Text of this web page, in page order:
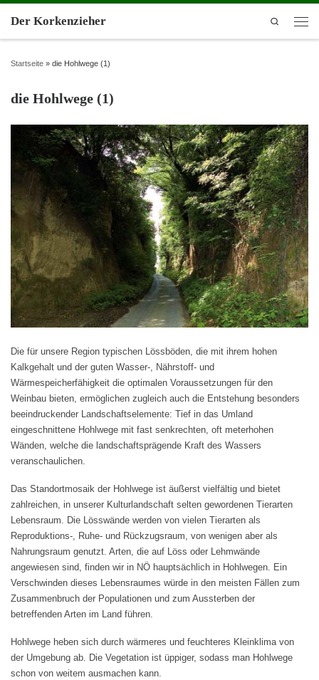
Der Korkenzieher Search
Startseite » die Hohlwege (1)
die Hohlwege (1)
Die für unsere Region typischen Lössböden, die mit ihrem hohen
Kalkgehalt und der guten Wasser-, Nährstoff- und
Wärmespeicherfähigkeit die optimalen Voraussetzungen für den
Weinbau bieten, ermöglichen zugleich auch die Entstehung besonders
beeindruckender Landschaftselemente: Tief in das Umland
eingeschnittene Hohlwege mit fast senkrechten, oft meterhohen
Wänden, welche die landschaftsprägende Kraft des Wassers
veranschaulichen.
Das Standortmosaik der Hohlwege ist äußerst vielfältig und bietet
zahlreichen, in unserer Kulturlandschaft selten gewordenen Tierarten
Lebensraum. Die Lösswände werden von vielen Tierarten als
Reproduktions-, Ruhe- und Rückzugsraum, von wenigen aber als
Nahrungsraum genutzt. Arten, die auf Löss oder Lehmwände
angewiesen sind, finden wir in NÖ hauptsächlich in Hohlwegen. Ein
Verschwinden dieses Lebensraumes würde in den meisten Fällen zum
Zusammenbruch der Populationen und zum Aussterben der
betreffenden Arten im Land führen.
Hohlwege heben sich durch wärmeres und feuchteres Kleinklima von
der Umgebung ab. Die Vegetation ist üppiger, sodass man Hohlwege
schon von weitem ausmachen kann.